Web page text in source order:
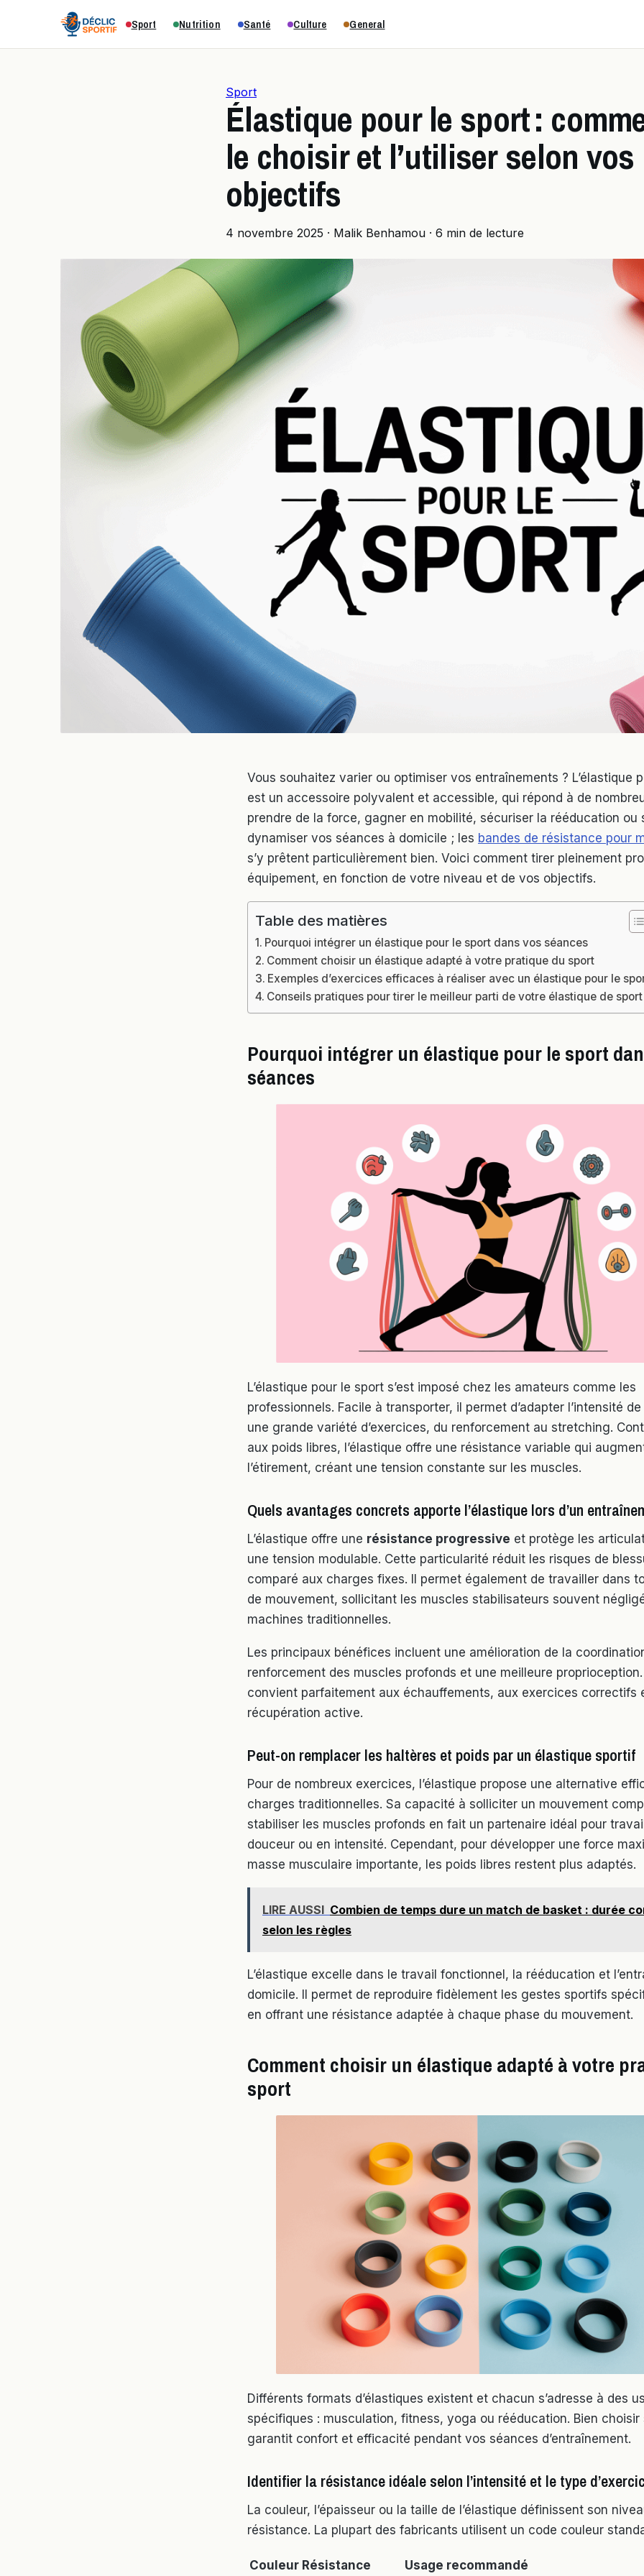
Sport Nutrition Santé Culture General
Sport
Élastique pour le sport :
le choisir et l’utiliser selon vos
objectifs
4 novembre 2025 · Malik Benhamou · 6 min de lecture
Vous souhaitez varier ou optimiser vos entraînements ? L’élastique
est un accessoire polyvalent et accessible, qui répond à de
prendre de la force, gagner en mobilité, sécuriser la rééducation ou
dynamiser vos séances à domicile ; les bandes de résistance pour
s’y prêtent particulièrement bien. Voici comment tirer pleinement
équipement, en fonction de votre niveau et de vos objectifs.
Table des matières
Pourquoi intégrer un élastique pour le sport dans vos séances
Comment choisir un élastique adapté à votre pratique du sport
Exemples d’exercices efficaces à réaliser avec un élastique pour le
Conseils pratiques pour tirer le meilleur parti de votre élastique de sport
Pourquoi intégrer un élastique pour le sport
séances
L’élastique pour le sport s’est imposé chez les amateurs comme les
professionnels. Facile à transporter, il permet d’adapter l’intensité de
une grande variété d’exercices, du renforcement au stretching.
aux poids libres, l’élastique offre une résistance variable qui
l’étirement, créant une tension constante sur les muscles.
Quels avantages concrets apporte l’élastique lors d’un
L’élastique offre une résistance progressive et protège les
une tension modulable. Cette particularité réduit les risques de
comparé aux charges fixes. Il permet également de travailler dans
de mouvement, sollicitant les muscles stabilisateurs souvent
machines traditionnelles.
Les principaux bénéfices incluent une amélioration de la
renforcement des muscles profonds et une meilleure proprioception.
convient parfaitement aux échauffements, aux exercices correctifs
récupération active.
Peut-on remplacer les haltères et poids par un élastique sportif
Pour de nombreux exercices, l’élastique propose une alternative
charges traditionnelles. Sa capacité à solliciter un mouvement
stabiliser les muscles profonds en fait un partenaire idéal pour
douceur ou en intensité. Cependant, pour développer une force
masse musculaire importante, les poids libres restent plus adaptés.
LIRE AUSSI Combien de temps dure un match de basket : durée
selon les règles
L’élastique excelle dans le travail fonctionnel, la rééducation et
domicile. Il permet de reproduire fidèlement les gestes sportifs
en offrant une résistance adaptée à chaque phase du mouvement.
Comment choisir un élastique adapté à votre
sport
Différents formats d’élastiques existent et chacun s’adresse à des
spécifiques : musculation, fitness, yoga ou rééducation. Bien choisir
garantit confort et efficacité pendant vos séances d’entraînement.
Identifier la résistance idéale selon l’intensité et le type
La couleur, l’épaisseur ou la taille de l’élastique définissent son
résistance. La plupart des fabricants utilisent un code couleur
Couleur Résistance Usage recommandé